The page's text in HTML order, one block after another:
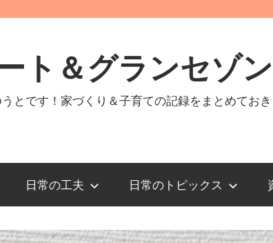
ト＆グランセゾ
とです！家づくり＆子育ての記録をまとめて
日常の工夫 日常のトピックス